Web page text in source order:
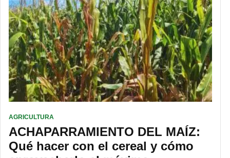
AGRICULTURA
ACHAPARRAMIENTO DEL MAÍZ:
Qué hacer con el cereal y cómo